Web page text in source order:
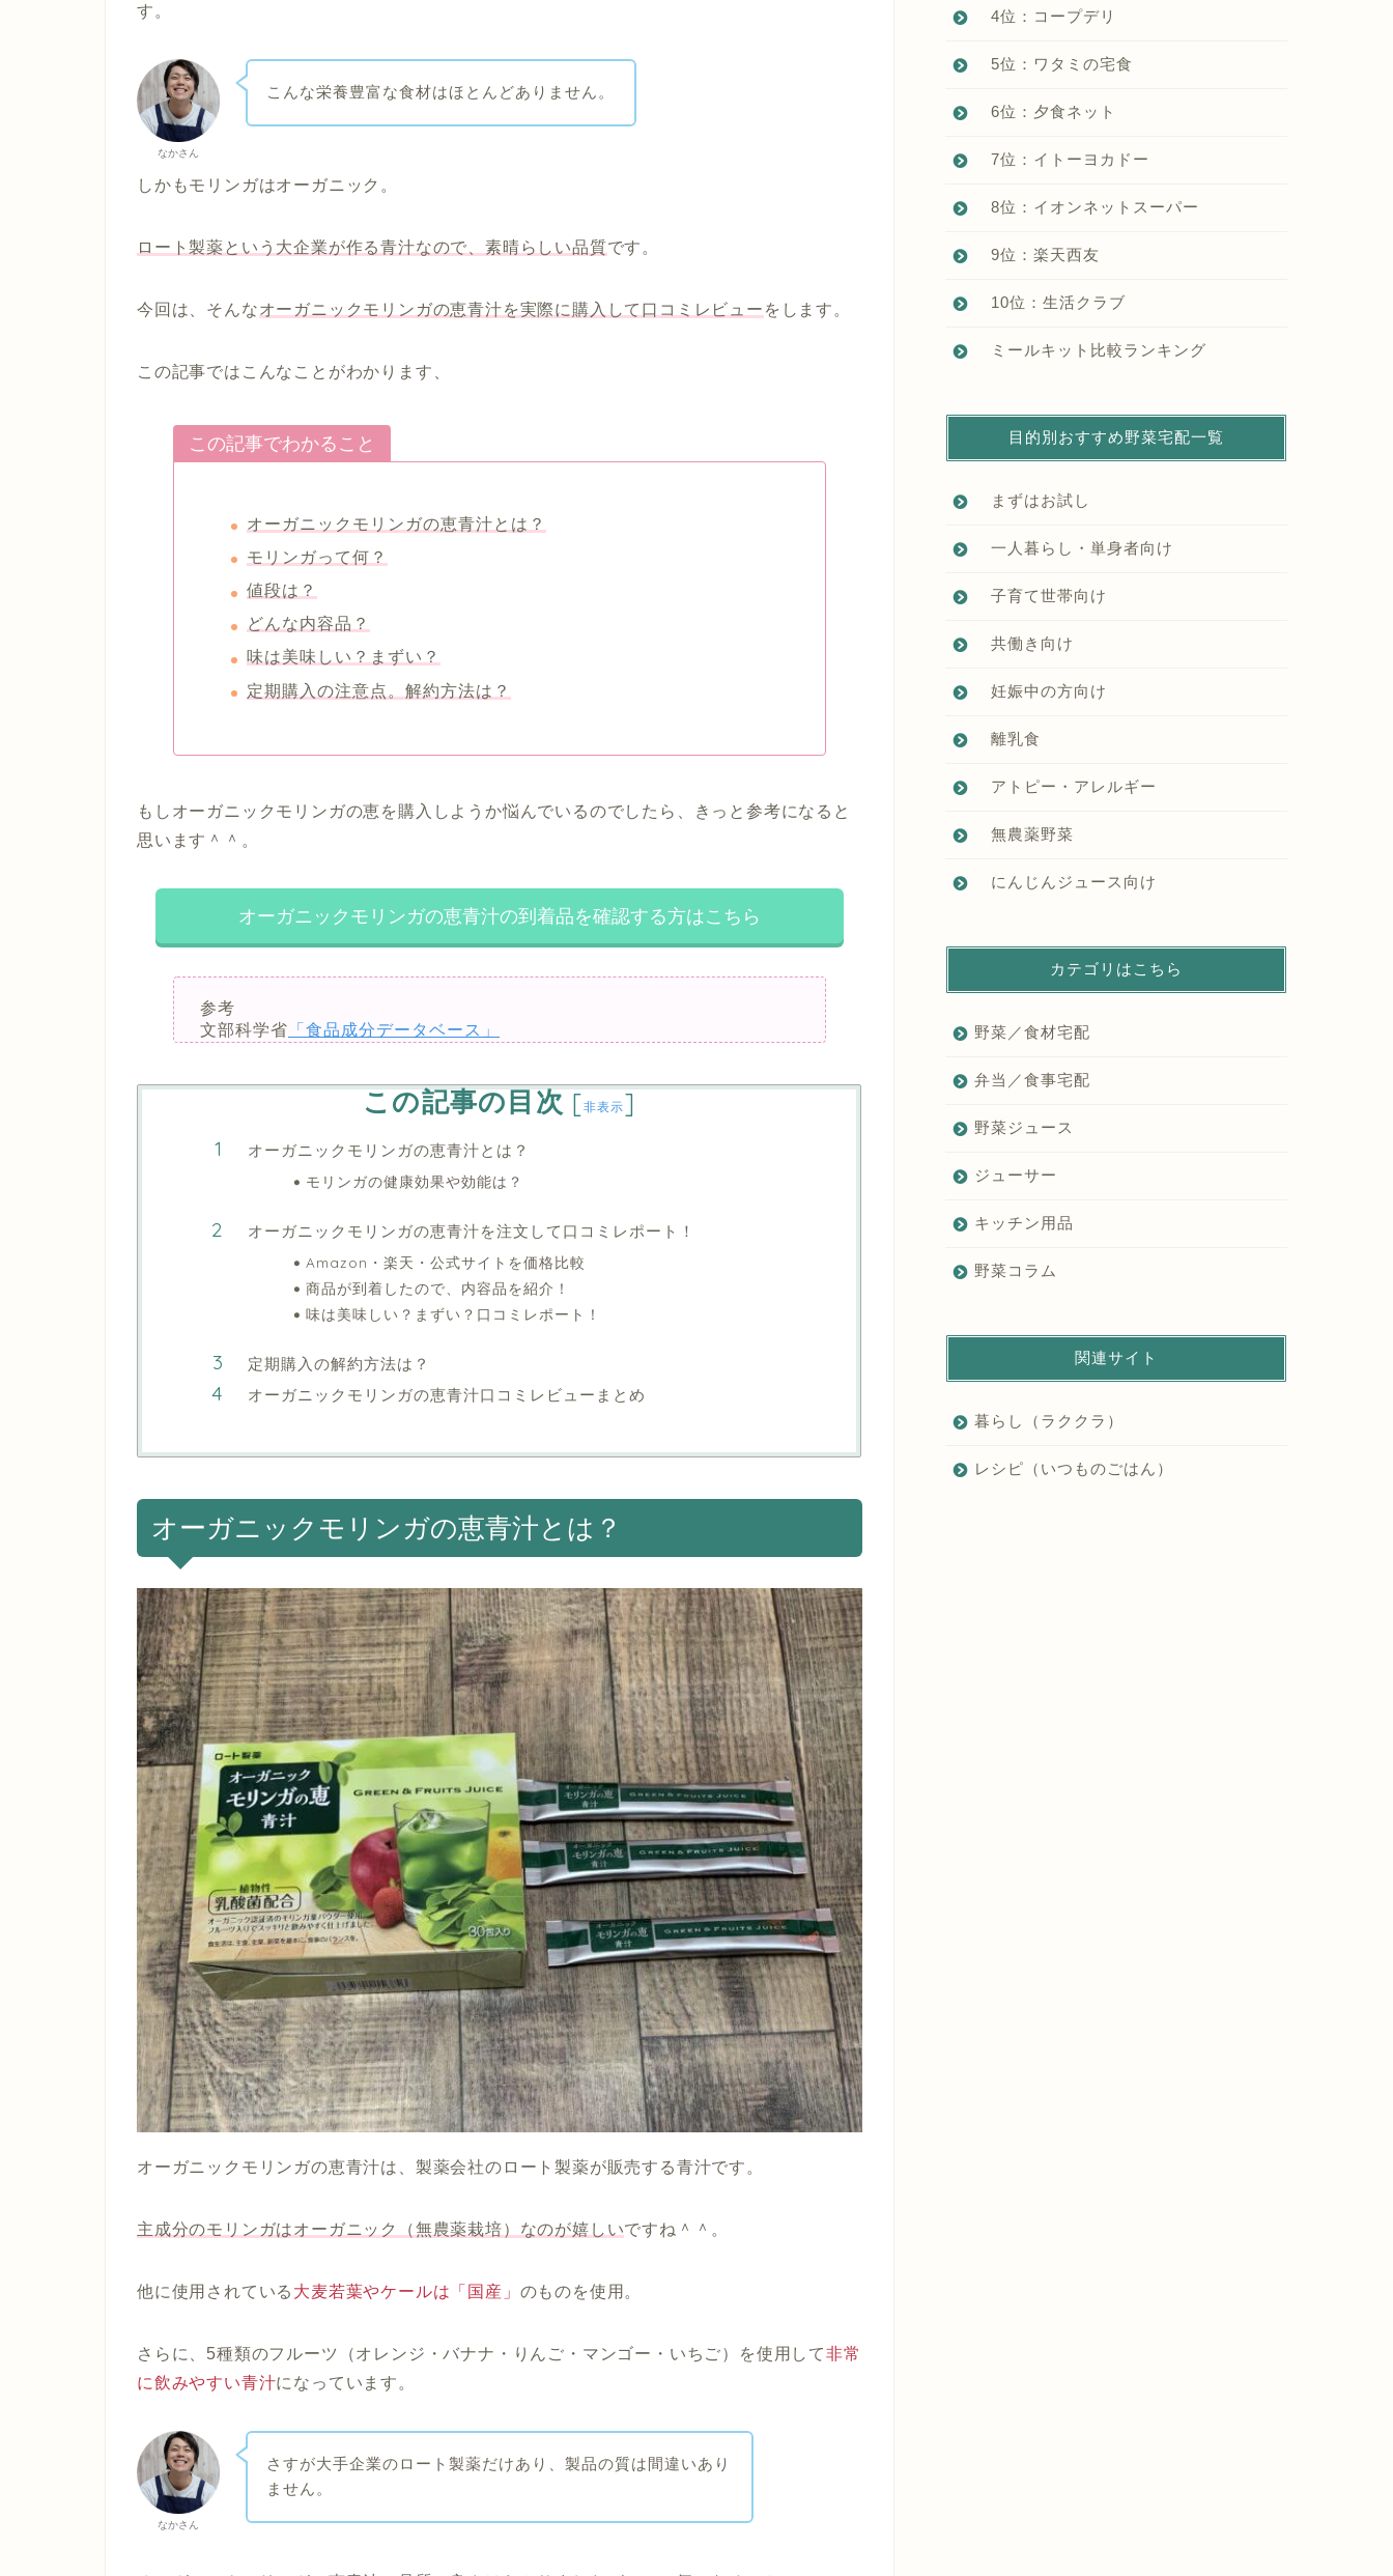
す。
なかさん
こんな栄養豊富な食材はほとんどありません。
しかもモリンガはオーガニック。
ロート製薬という大企業が作る青汁なので、素晴らしい品質です。
今回は、そんなオーガニックモリンガの恵青汁を実際に購入して口コミレビュー をします。
この記事ではこんなことがわかります、
この記事でわかること
オーガニックモリンガの恵青汁とは？
モリンガって何？
値段は？
どんな内容品？
味は美味しい？まずい？
定期購入の注意点。解約方法は？
もしオーガニックモリンガの恵を購入しようか悩んでいるのでしたら、きっと参考になると
思います＾＾。
オーガニックモリンガの恵青汁の到着品を確認する方はこちら
参考
文部科学省 「食品成分データベース」
この記事の目次 [非表示]
オーガニックモリンガの恵青汁とは？
モリンガの健康効果や効能は？
オーガニックモリンガの恵青汁を注文して口コミレポート！
Amazon・楽天・公式サイトを価格比較
商品が到着したので、内容品を紹介！
味は美味しい？まずい？口コミレポート！
定期購入の解約方法は？
オーガニックモリンガの恵青汁口コミレビューまとめ
オーガニックモリンガの恵青汁とは？
オーガニックモリンガの恵青汁は、製薬会社のロート製薬が販売する青汁です。
主成分のモリンガはオーガニック（無農薬栽培）なのが嬉しいですね＾＾。
他に使用されている 大麦若葉やケールは「国産」 のものを使用。
さらに、5種類のフルーツ（オレンジ・バナナ・りんご・マンゴー・いちご）を使用して非常
に飲みやすい青汁になっています。
なかさん
さすが大手企業のロート製薬だけあり、製品の質は間違いあり
ません。
4位：コープデリ
5位：ワタミの宅食
6位：夕食ネット
7位：イトーヨカドー
8位：イオンネットスーパー
9位：楽天西友
10位：生活クラブ
ミールキット比較ランキング
目的別おすすめ野菜宅配一覧
まずはお試し
一人暮らし・単身者向け
子育て世帯向け
共働き向け
妊娠中の方向け
離乳食
アトピー・アレルギー
無農薬野菜
にんじんジュース向け
カテゴリはこちら
野菜／食材宅配
弁当／食事宅配
野菜ジュース
ジューサー
キッチン用品
野菜コラム
関連サイト
暮らし（ラククラ）
レシピ（いつものごはん）